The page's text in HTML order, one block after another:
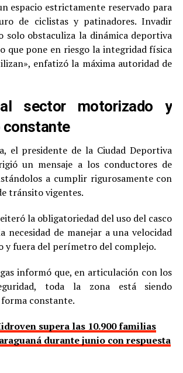
espacio estrictamente reservado para
de ciclistas y patinadores. Invadir
solo obstaculiza la dinámica deportiva
que pone en riesgo la integridad física
enfatizó la máxima autoridad de
sector motorizado y
el presidente de la Ciudad Deportiva
un mensaje a los conductores de
a cumplir rigurosamente con
tránsito vigentes.
la obligatoriedad del uso del casco
necesidad de manejar a una velocidad
y fuera del perímetro del complejo.
informó que, en articulación con los
toda la zona está siendo
constante.
supera las 10.900 familias
durante junio con respuesta